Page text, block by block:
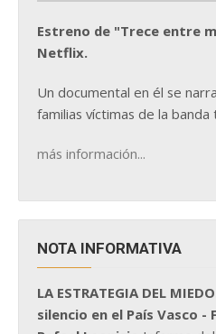
Estreno de "Trece entre
Netflix.
Un documental en él se
familias víctimas de la
más información...
NOTA INFORMATIVA
LA ESTRATEGIA DEL
silencio en el País Vasco -